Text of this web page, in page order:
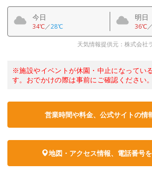
今日
34℃／28℃
明日
36℃／
天気情報提供元：株式会社
※施設やイベントが休園・中止になってい
す。おでかけの際は事前にご確認ください。
営業時間や料金、公式サイトの情
地図・アクセス情報、電話番号